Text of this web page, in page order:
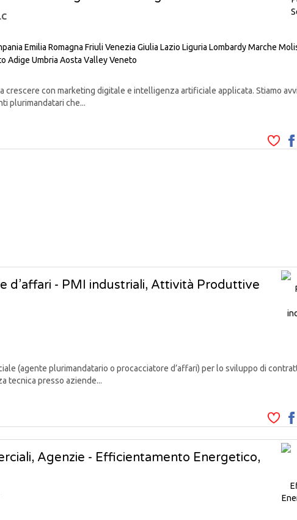
Emilia Romagna Friuli Venezia Giulia Lazio Liguria LombardyMarche
Adige Umbria Aosta ValleyVeneto
crescere con marketing digitale e intelligenza artificiale applicata. Stiamo
plurimandatari che...
d’affari - PMI industriali, Attività Produttive
(agente plurimandatario o procacciatore d’affari) per lo sviluppo di
tecnica presso aziende...
Agenzie - Efficientamento Energetico,